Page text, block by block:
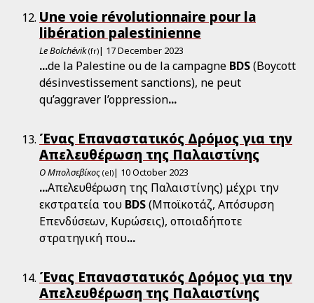
Une voie révolutionnaire pour la
libération palestinienne
Le Bolchévik (fr)| 17 December 2023
...de la Palestine ou de la campagne BDS(Boycott
désinvestissement sanctions), ne peut
qu’aggraver l’oppression...
Ένας Επαναστατικός Δρόμος για την
Απελευθέρωση της Παλαιστίνης
Ο Μπολσεβίκος (el)| 10 October 2023
...Απελευθέρωση της Παλαιστίνης) μέχρι την
εκστρατεία του BDS(Μποϊκοτάζ, Απόσυρση
Επενδύσεων, Κυρώσεις), οποιαδήποτε
στρατηγική που...
Ένας Επαναστατικός Δρόμος για την
Απελευθέρωση της Παλαιστίνης